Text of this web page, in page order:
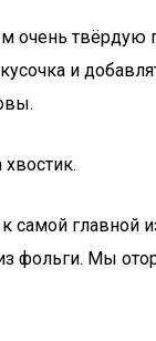
очень твёрдую
и
самой главной
фольги. Мы